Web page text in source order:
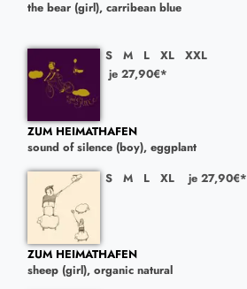
the bear (girl), carribean blue
S M L XL
XXL
je 27,90€*
ZUM HEIMATHAFEN
sound of silence (boy), eggplant
S M L XL je 27,90€*
ZUM HEIMATHAFEN
sheep (girl), organic natural